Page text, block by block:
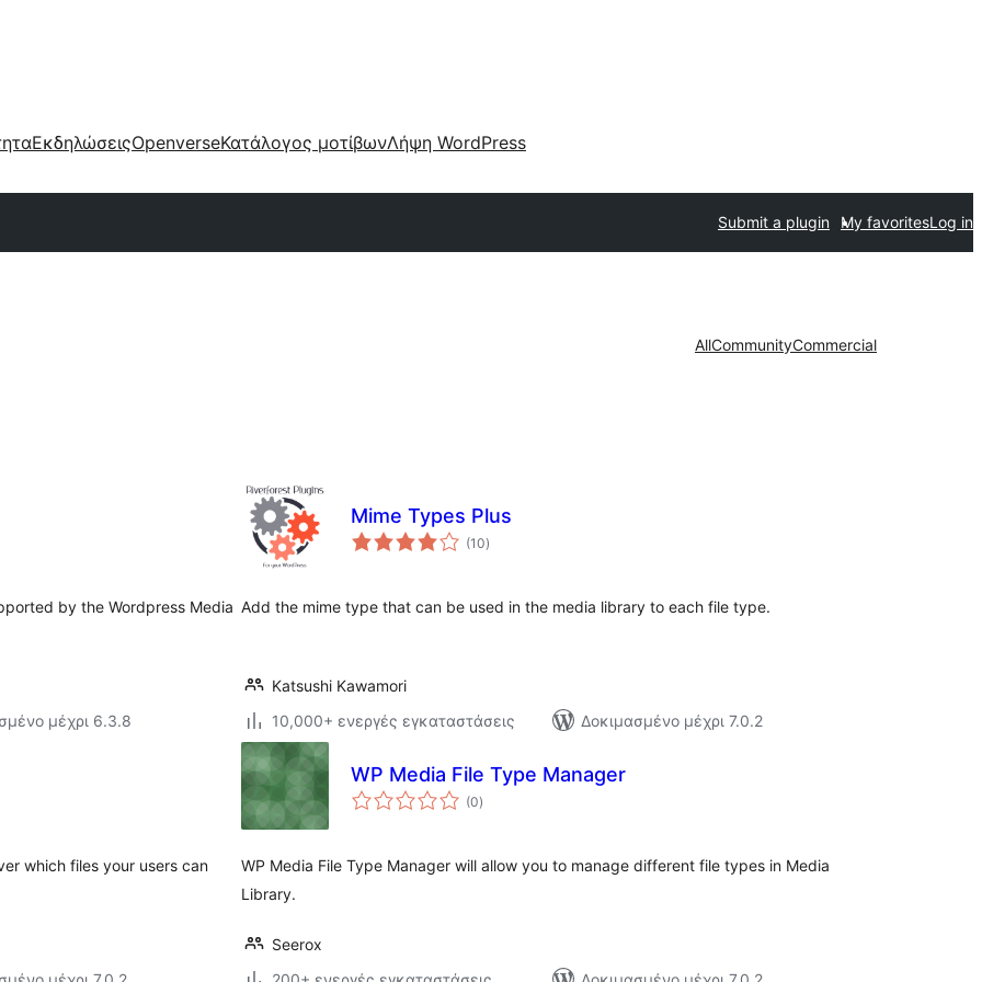
ΕκδηλώσειςOpenverseΚατάλογος μοτίβωνΛήψη WordPress
Submit a plugin My favoritesLog in
AllCommunityCommercial
by the Wordpress Media
μέχρι 6.3.8
Mime Types Plus
(10αξιολογήσεις
σύνολο
)
Add the mime type that can be used in the media library to each file type.
Katsushi Kawamori
10,000+ ενεργές εγκαταστάσεις
Δοκιμασμένο μέχρι 7.0.2
which files your users can
WP Media File Type Manager
(0αξιολογήσεις
σύνολο
)
WP Media File Type Manager will allow you to manage different file types in Media
Library.
Seerox